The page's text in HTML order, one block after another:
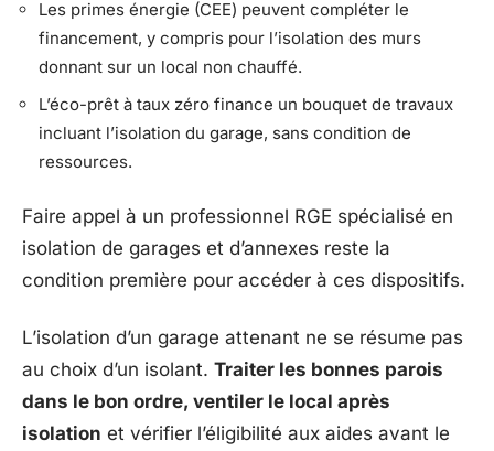
Les primes énergie (CEE) peuvent compléter le
financement, y compris pour l’isolation des murs
donnant sur un local non chauffé.
L’éco-prêt à taux zéro finance un bouquet de travaux
incluant l’isolation du garage, sans condition de
ressources.
Faire appel à un professionnel RGE spécialisé en
isolation de garages et d’annexes reste la
condition première pour accéder à ces dispositifs.
L’isolation d’un garage attenant ne se résume pas
au choix d’un isolant. Traiter les bonnes parois
dans le bon ordre, ventiler le local après
isolation et vérifier l’éligibilité aux aides avant le